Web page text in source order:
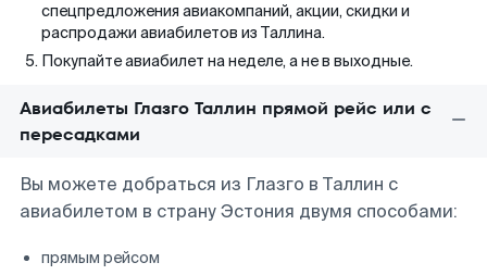
спецпредложения авиакомпаний, акции, скидки и
распродажи авиабилетов из Таллина.
Покупайте авиабилет на неделе, а не в выходные.
Авиабилеты Глазго Таллин прямой рейс или с
пересадками
Вы можете добраться из Глазго в Таллин с
авиабилетом в страну Эстония двумя способами:
прямым рейсом